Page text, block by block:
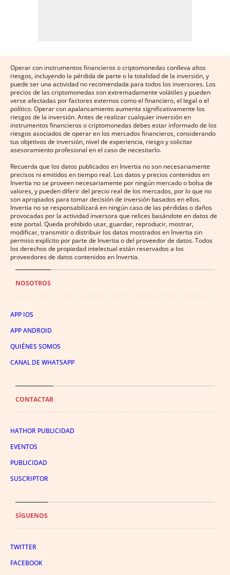
Operar con instrumentos financieros o criptomonedas conlleva altos
riesgos, incluyendo la pérdida de parte o la totalidad de la inversión, y
puede ser una actividad no recomendada para todos los inversores. Los
precios de las criptomonedas son extremadamente volátiles y pueden
verse afectadas por factores externos como el financiero, el legal o el
político. Operar con apalancamiento aumenta significativamente los
riesgos de la inversión. Antes de realizar cualquier inversión en
instrumentos financieros o criptomonedas debes estar informado de los
riesgos asociados de operar en los mercados financieros, considerando
tus objetivos de inversión, nivel de experiencia, riesgo y solicitar
asesoramiento profesional en el caso de necesitarlo.
Recuerda que los datos publicados en Invertia no son necesariamente
precisos ni emitidos en tiempo real. Los datos y precios contenidos en
Invertia no se proveen necesariamente por ningún mercado o bolsa de
valores, y pueden diferir del precio real de los mercados, por lo que no
son apropiados para tomar decisión de inversión basados en ellos.
Invertia no se responsabilizará en ningún caso de las pérdidas o daños
provocadas por la actividad inversora que relices basándote en datos de
este portal. Queda prohibido usar, guardar, reproducir, mostrar,
modificar, transmitir o distribuir los datos mostrados en Invertia sin
permiso explícito por parte de Invertia o del proveedor de datos. Todos
los derechos de propiedad intelectual están reservados a los
proveedores de datos contenidos en Invertia.
NOSOTROS
APP IOS
APP ANDROID
QUIÉNES SOMOS
CANAL DE WHATSAPP
CONTACTAR
HATHOR PUBLICIDAD
EVENTOS
PUBLICIDAD
SUSCRIPTOR
SÍGUENOS
TWITTER
FACEBOOK